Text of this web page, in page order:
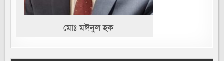
মোঃ মঈনুল হক